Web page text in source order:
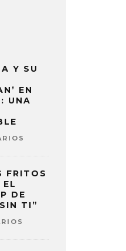
Y SU
EN
UNA
FRITOS
EL
DE
TI”